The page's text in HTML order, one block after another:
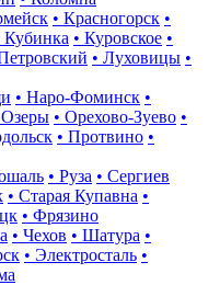
• Красногорск •
Кубинка • Куровское •
• Луховицы •
• Наро-Фоминск •
Озеры • Орехово-Зуево •
• Протвино •
• Руза • Сергиев
• Старая Купавна •
• Фрязино
• Чехов • Шатура •
• Электросталь •